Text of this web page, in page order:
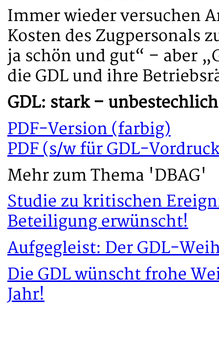
Immer wieder versuchen
Kosten des Zugpersonals
ja schön und gut“ – aber
die GDL und ihre
GDL: stark –
PDF-Version (farbig)
PDF (s/w für GDL-
Mehr zum Thema 'DBAG'
Studie zu kritischen
Beteiligung erwünscht!
Aufgegleist: Der GDL-
Die GDL wünscht frohe
Jahr!